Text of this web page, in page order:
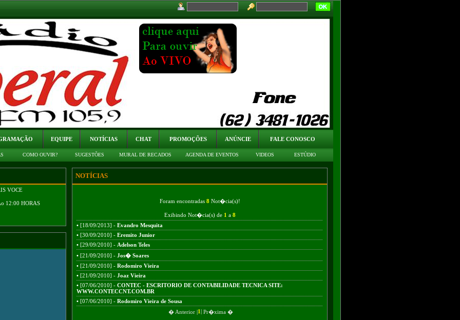
EQUIPE NOTÍCIAS CHAT PROMOÇÕES ANÚNCIE FALE CONOSCO
COMO OUVIR? SUGESTÕES MURAL DE RECADOS AGENDA DE EVENTOS VIDEOS ESTÚDIO
VOCE
12:00 HORAS
NOTÍCIAS
Foram encontradas 8Not�cia(s)!
Exibindo Not�cia(s) de 1 a 8
• [18/09/2013] - Evandro Mesquita
• [30/09/2010] - Eremito Junior
• [29/09/2010] - Adelson Teles
• [21/09/2010] - Jos� Soares
• [21/09/2010] - Rodomiro Vieira
• [21/09/2010] - Joaz Vieira
• [07/06/2010] - CONTEC - ESCRITORIO DE CONTABILIDADE TECNICA SITE:
WWW.CONTECCNT.COM.BR
• [07/06/2010] - Rodomiro Vieira de Sousa
� Anterior |1| Pr�xima �